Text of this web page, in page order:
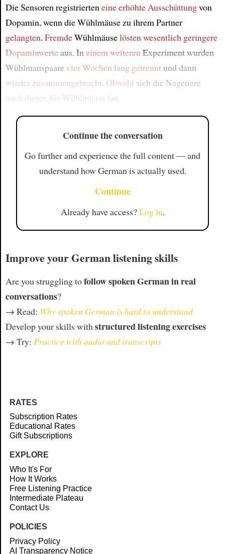
Die Sensoren registrierten eine erhöhte Ausschüttungvon
Dopamin, wenn die Wühlmäuse zu ihrem Partner
gelangten. FremdeWühlmäuselösten wesentlich geringere
Dopaminwerteaus. In einem weiteren Experiment wurden
Wühlmauspaarevier Wochen lang getrenntund dann
wieder zusammengebracht. Obwohl sich die Nagetiere
nach dieser, für Wühlmäuse lan
Continue the conversation
Go further and experience the full content — and
understand how German is actually used.
Continue
Already have access?Log in.
Improve your German listening skills
Are you struggling tofollow spoken German in real
conversations?
→ Read: Why spoken German is hard to understand
Develop your skills withstructured listening exercises
→ Try: Practice with audio and transcripts
RATES
Subscription Rates
Educational Rates
Gift Subscriptions
EXPLORE
Who It's For
How It Works
Free Listening Practice
Intermediate Plateau
Contact Us
POLICIES
Privacy Policy
AI Transparency Notice